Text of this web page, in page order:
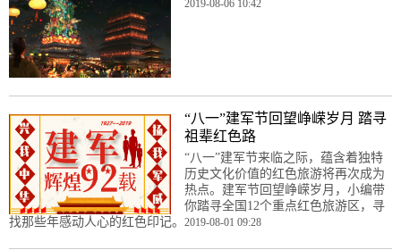
2019-08-06 10:42
“八一”建军节回望峥嵘岁月 踏寻
祖辈红色路
​“八一”建军节来临之际，蕴含着独特
历史文化价值的红色旅游将再次成为
热点。建军节回望峥嵘岁月，小编带
你踏寻全国12个重点红色旅游区，寻
找那些年感动人心的红色印记。 2019-08-01 09:28